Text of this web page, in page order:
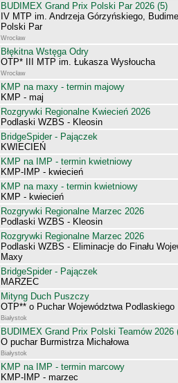
BUDIMEX Grand Prix Polski Par 2026 (5)
IV MTP im. Andrzeja Górzyńskiego,
Polski Par
Wrocław
Błękitna Wstęga Odry
OTP* III MTP im. Łukasza Wysłoucha
Wrocław
KMP na maxy - termin majowy
KMP - maj
Rozgrywki Regionalne Kwiecień 2026
Podlaski WZBS - Kleosin
BridgeSpider - Pajączek
KWIECIEŃ
KMP na IMP - termin kwietniowy
KMP-IMP - kwiecień
KMP na maxy - termin kwietniowy
KMP - kwiecień
Rozgrywki Regionalne Marzec 2026
Podlaski WZBS - Kleosin
Rozgrywki Regionalne Marzec 2026
Podlaski WZBS - Eliminacje do Finału
Maxy
BridgeSpider - Pajączek
MARZEC
Mityng Duch Puszczy
OTP** o Puchar Województwa Podlaskiego
Białystok
BUDIMEX Grand Prix Polski Teamów 2026
O puchar Burmistrza Michałowa
Białystok
KMP na IMP - termin marcowy
KMP-IMP - marzec